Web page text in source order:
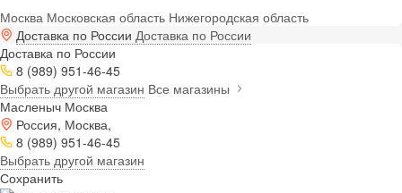
Москва Московская область Нижегородская область
Доставка по России Доставка по России
Доставка по России
8 (989) 951-46-45
Выбрать другой магазин Все магазины
Масленыч Москва
Россия, Москва,
8 (989) 951-46-45
Выбрать другой магазин
Сохранить